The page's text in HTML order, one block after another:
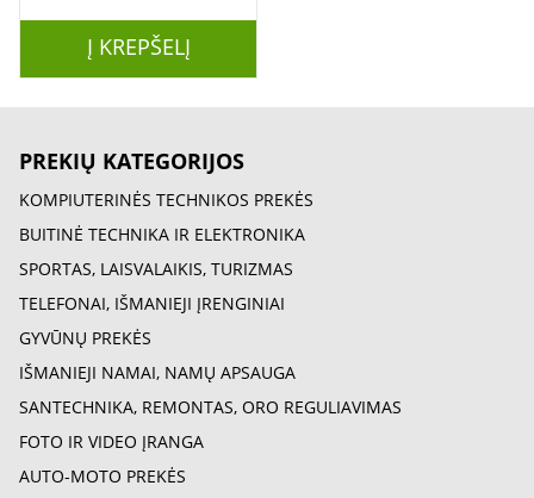
Į KREPŠELĮ
PREKIŲ KATEGORIJOS
KOMPIUTERINĖS TECHNIKOS PREKĖS
BUITINĖ TECHNIKA IR ELEKTRONIKA
SPORTAS, LAISVALAIKIS, TURIZMAS
TELEFONAI, IŠMANIEJI ĮRENGINIAI
GYVŪNŲ PREKĖS
IŠMANIEJI NAMAI, NAMŲ APSAUGA
SANTECHNIKA, REMONTAS, ORO REGULIAVIMAS
FOTO IR VIDEO ĮRANGA
AUTO-MOTO PREKĖS